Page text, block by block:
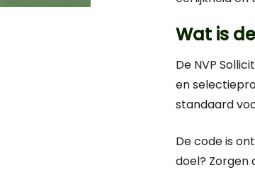
Wat is
De NVP
en
standaard
De code is
doel? Zorgen